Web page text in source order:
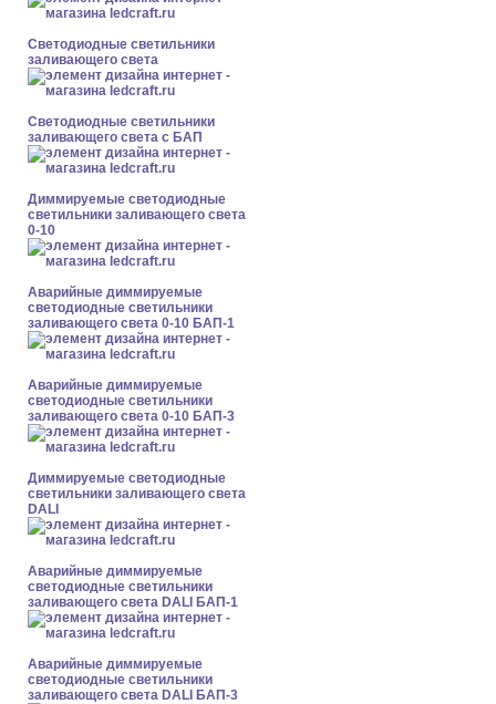
Светодиодные светильники
заливающего света
Светодиодные светильники
заливающего света с БАП
Диммируемые светодиодные
светильники заливающего света
0-10
Аварийные диммируемые
светодиодные светильники
заливающего света 0-10 БАП-1
Аварийные диммируемые
светодиодные светильники
заливающего света 0-10 БАП-3
Диммируемые светодиодные
светильники заливающего света
DALI
Аварийные диммируемые
светодиодные светильники
заливающего света DALI БАП-1
Аварийные диммируемые
светодиодные светильники
заливающего света DALI БАП-3